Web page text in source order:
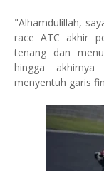
"Alhamdulillah,
race ATC akhir
tenang dan
hingga
menyentuh garis